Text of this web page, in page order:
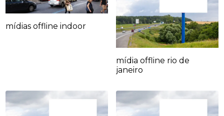
mídias offline indoor
mídia offline rio de
janeiro